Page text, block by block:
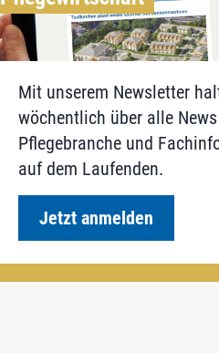
Mit unserem Newsletter
wöchentlich über alle
Pflegebranche und
auf dem Laufenden.
Jetzt anmelden